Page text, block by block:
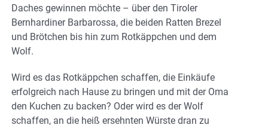
Daches gewinnen möchte – über den Tiroler
Bernhardiner Barbarossa, die beiden Ratten Brezel
und Brötchen bis hin zum Rotkäppchen und dem
Wolf.
Wird es das Rotkäppchen schaffen, die Einkäufe
erfolgreich nach Hause zu bringen und mit der Oma
den Kuchen zu backen? Oder wird es der Wolf
schaffen, an die heiß ersehnten Würste dran zu